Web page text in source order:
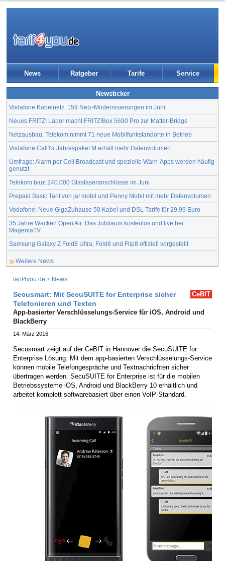
News Ratgeber Tarife Service
Newsticker
Vodafone Kabelnetz: 159 Netz-Modernisierungen im Juni
Neues FRITZ! Labor macht FRITZ!Box 5690 Pro zur Matter-Bridge
Netzausbau: Telekom nimmt 71 neue Mobilfunkstandorte in Betrieb
Vodafone CallYa Jahrespaket M erhält mehr Datenvolumen
Umfrage: Alarm per Cell Broadcast und spezielle Warn-Apps werden häufig
genutzt
Telekom baut 240.000 Glasfaseranschlüsse im Juni
Prepaid Basic Tarif von ja! mobil und Penny Mobil mit mehr Datenvolumen
Vodafone: Neue GigaZuhause 50 Kabel und DSL Tarife für 29,99 Euro
35 Jahre Wacken Open Air: Das Jubiläum kostenlos und live bei
MagentaTV
Samsung Galaxy Z Fold8 Ultra, Fold8 und Flip8 offiziell vorgestellt
Weitere News
tarif4you.de > News
CeBIT
Secusmart: Mit SecuSUITE for Enterprise sicher
Telefonieren und Texten
App-basierter Verschlüsselungs-Service für iOS, Android und
BlackBerry
14. März 2016
Secusmart zeigt auf der CeBIT in Hannover die SecuSUITE for
Enterprise Lösung. Mit dem app-basierten Verschlüsselungs-Service
können mobile Telefongespräche und Textnachrichten sicher
übertragen werden. SecuSUITE for Enterprise ist für die mobilen
Betriebssysteme iOS, Android und BlackBerry 10 erhältlich und
arbeitet komplett softwarebasiert über einen VoIP-Standard.